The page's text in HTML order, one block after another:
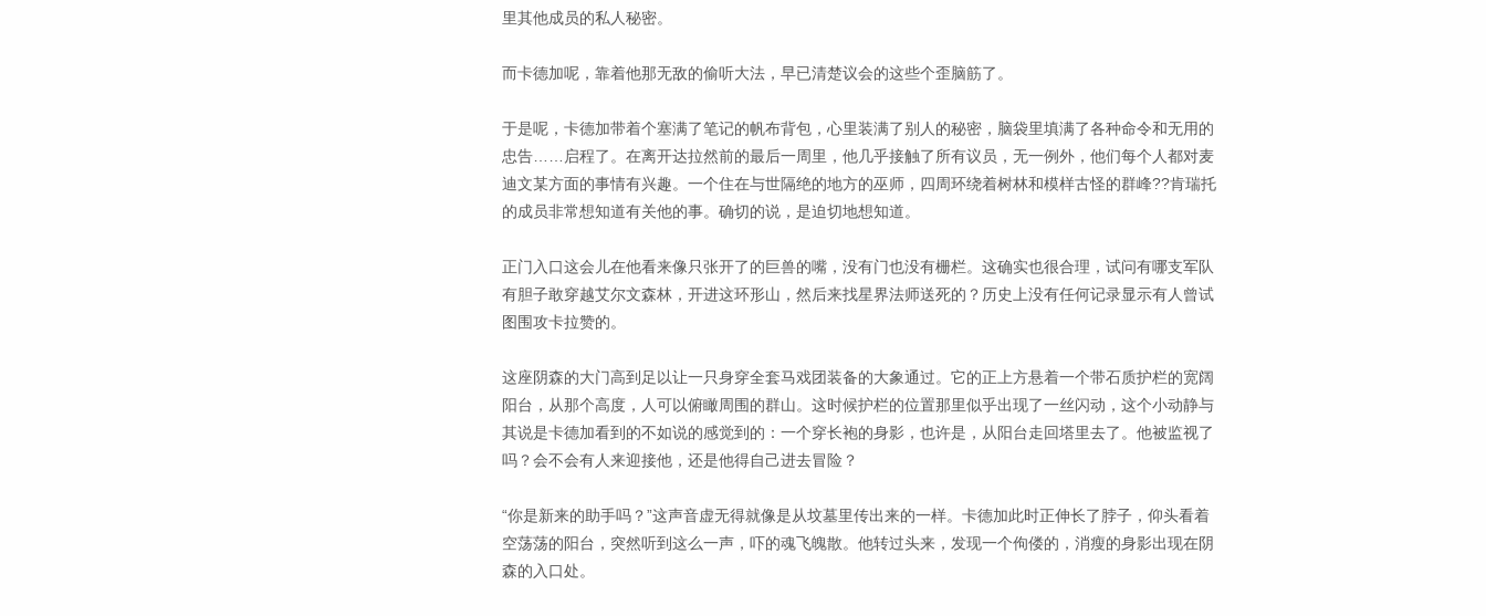
里其他成员的私人秘密。
而卡德加呢，靠着他那无敌的偷听大法，早已清楚议会的这些个歪脑筋了。
于是呢，卡德加带着个塞满了笔记的帆布背包，心里装满了别人的秘密，脑袋里填满了各种命令和无用的
忠告……启程了。在离开达拉然前的最后一周里，他几乎接触了所有议员，无一例外，他们每个人都对麦
迪文某方面的事情有兴趣。一个住在与世隔绝的地方的巫师，四周环绕着树林和模样古怪的群峰??肯瑞托
的成员非常想知道有关他的事。确切的说，是迫切地想知道。
正门入口这会儿在他看来像只张开了的巨兽的嘴，没有门也没有栅栏。这确实也很合理，试问有哪支军队
有胆子敢穿越艾尔文森林，开进这环形山，然后来找星界法师送死的？历史上没有任何记录显示有人曾试
图围攻卡拉赞的。
这座阴森的大门高到足以让一只身穿全套马戏团装备的大象通过。它的正上方悬着一个带石质护栏的宽阔
阳台，从那个高度，人可以俯瞰周围的群山。这时候护栏的位置那里似乎出现了一丝闪动，这个小动静与
其说是卡德加看到的不如说的感觉到的：一个穿长袍的身影，也许是，从阳台走回塔里去了。他被监视了
吗？会不会有人来迎接他，还是他得自己进去冒险？
“你是新来的助手吗？”这声音虚无得就像是从坟墓里传出来的一样。卡德加此时正伸长了脖子，仰头看着
空荡荡的阳台，突然听到这么一声，吓的魂飞魄散。他转过头来，发现一个佝偻的，消瘦的身影出现在阴
森的入口处。